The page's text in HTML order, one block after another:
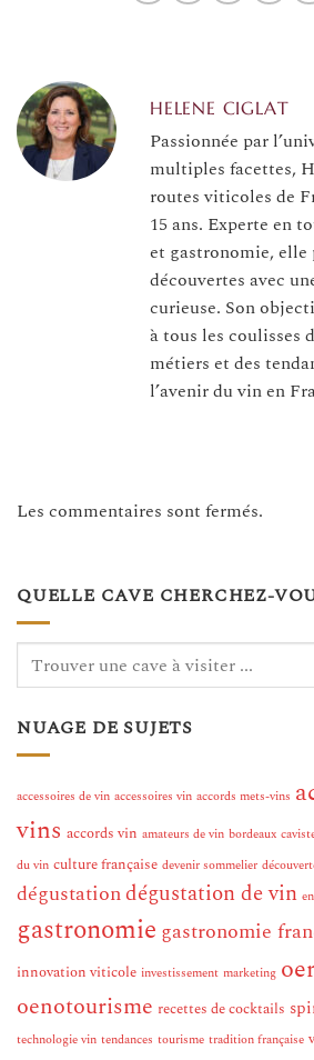
HELENE CIGLAT
Passionnée par
multiples facettes,
routes viticoles de
15 ans. Experte en
et gastronomie, elle
découvertes avec
curieuse. Son
à tous les coulisses
métiers et des
l’avenir du vin en
Les commentaires sont fermés.
QUELLE CAVE CHERCHEZ-
NUAGE DE SUJETS
accessoires de vin accessoires vin accords mets-vins
vins accords vin amateurs de vin bordeaux
du vin culture française devenir sommelier
dégustationdégustation de vin
gastronomie gastronomie
innovation viticole investissement marketing
oenotourisme recettes de cocktails
technologie vin tendances tourisme tradition française